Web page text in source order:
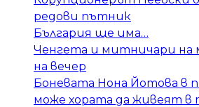
редови пътник
България ще има…
Ченгета и митничари на
на вечер
Боневата Нона Йотова в
може хората да живеят в